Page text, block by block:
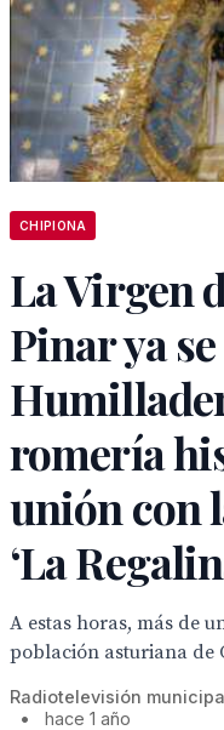
CHIPIONA
La Virgen
Pinar ya
romería
unión con
‘La
A estas horas, más de
población asturiana de
Radiotelevisión
•
hace 1 año